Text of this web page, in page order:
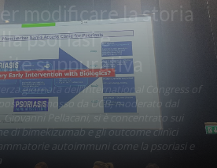
modificare la storia
psoriasi e
suppurativa
giornata dell’International Congress of
promosso da UCB, moderato dal
Pellacani, si è concentrato sui
di bimekizumab e gli outcome clinici
autoimmuni come la psoriasi e